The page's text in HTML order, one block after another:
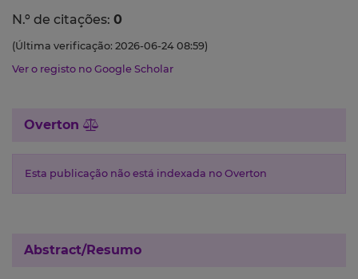
N.º de citações: 0
(Última verificação: 2026-06-24 08:59)
Ver o registo no Google Scholar
Overton
Esta publicação não está indexada no Overton
Abstract/Resumo